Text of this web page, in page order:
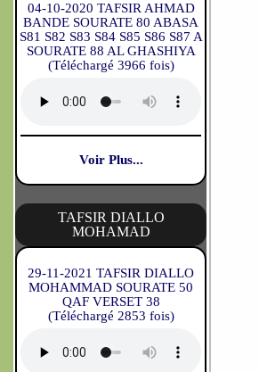
04-10-2020 TAFSIR AHMAD
BANDE SOURATE 80 ABASA
S81 S82 S83 S84 S85 S86 S87 A
SOURATE 88 AL GHASHIYA
(Téléchargé 3966 fois)
Voir Plus...
TAFSIR DIALLO
MOHAMAD
29-11-2021 TAFSIR DIALLO
MOHAMMAD SOURATE 50
QAF VERSET 38
(Téléchargé 2853 fois)